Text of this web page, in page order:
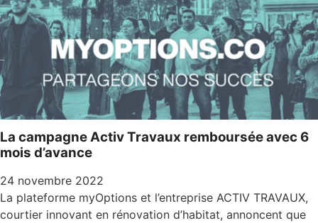
La campagne Activ Travaux remboursée avec 6
mois d’avance
24 novembre 2022
La plateforme myOptions et l’entreprise ACTIV TRAVAUX,
courtier innovant en rénovation d’habitat, annoncent que